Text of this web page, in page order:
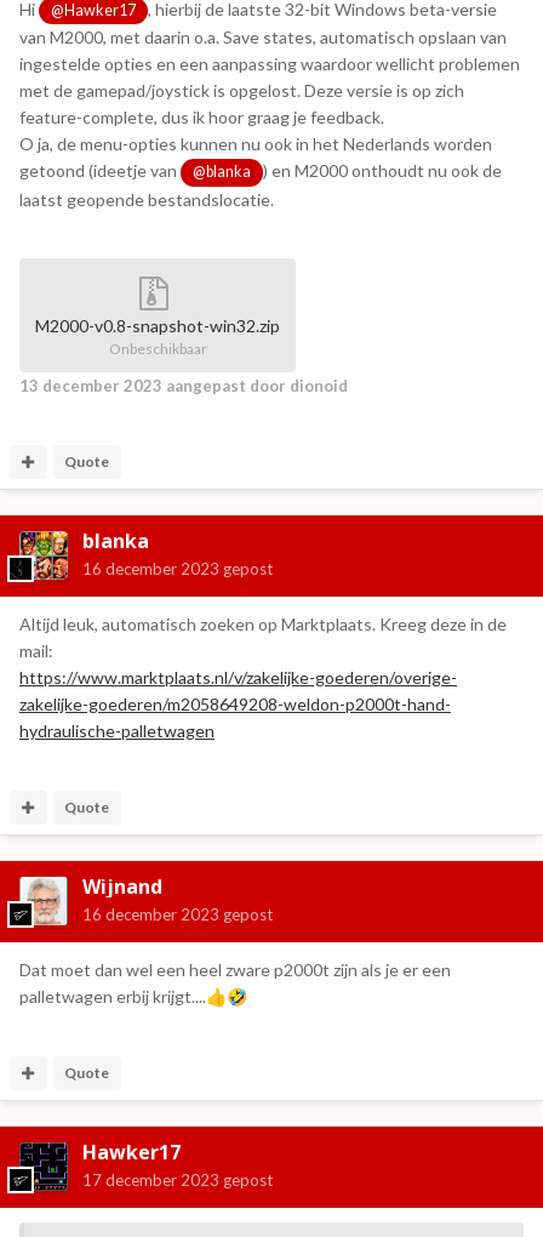
Hi @Hawker17
, hierbij de laatste 32-bit Windows beta-versie
van M2000, met daarin o.a. Save states, automatisch opslaan van
ingestelde opties en een aanpassing waardoor wellicht problemen
met de gamepad/joystick is opgelost. Deze versie is op zich
feature-complete, dus ik hoor graag je feedback.
O ja, de menu-opties kunnen nu ook in het Nederlands worden
getoond (ideetje van
@blanka
) en M2000 onthoudt nu ook de
laatst geopende bestandslocatie.
M2000-v0.8-snapshot-win32.zip
Onbeschikbaar
13 december 2023 aangepast door dionoid
Quote
blanka
16 december 2023 gepost
Altijd leuk, automatisch zoeken op Marktplaats. Kreeg deze in de
mail:
https://www.marktplaats.nl/v/zakelijke-goederen/overige-
zakelijke-goederen/m2058649208-weldon-p2000t-hand-
hydraulische-palletwagen
Quote
Wijnand
16 december 2023 gepost
Dat moet dan wel een heel zware p2000t zijn als je er een
palletwagen erbij krijgt....👍🤣
Quote
Hawker17
17 december 2023 gepost